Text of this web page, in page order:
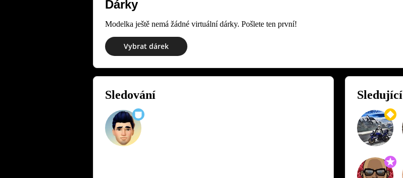
Dárky
Modelka ještě nemá žádné virtuální dárky. Pošlete ten první!
Vybrat dárek
Sledování Sledující